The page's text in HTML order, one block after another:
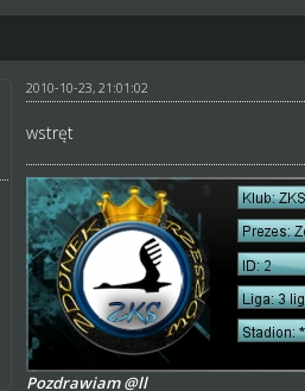
2010-10-23, 21:01:02
wstręt
Pozdrawiam @ll